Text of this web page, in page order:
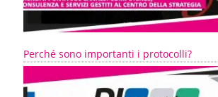
Perché sono importanti i protocolli?